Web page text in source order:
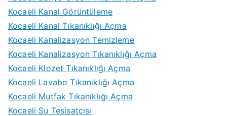
Kocaeli Kanal Görüntüleme
Kocaeli Kanal Tıkanıklığı Açma
Kocaeli Kanalizasyon Temizleme
Kocaeli Kanalizasyon Tıkanıklığı Açma
Kocaeli Klozet Tıkanıklığı Açma
Kocaeli Lavabo Tıkanıklığı Açma
Kocaeli Mutfak Tıkanıklığı Açma
Kocaeli Su Tesisatçısı